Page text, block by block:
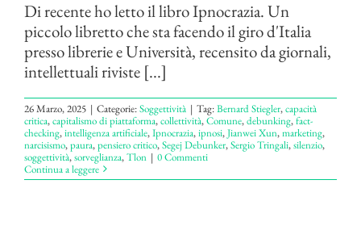
Di recente ho letto il libro Ipnocrazia. Un
piccolo libretto che sta facendo il giro d'Italia
presso librerie e Università, recensito da giornali,
intellettuali riviste [...]
26 Marzo, 2025 | Categorie:Soggettività | Tag:Bernard Stiegler,capacità
critica,capitalismo di piattaforma,collettività,Comune,debunking,fact-
checking,intelligenza artificiale,Ipnocrazia,ipnosi,Jianwei Xun,marketing,
narcisismo,paura,pensiero critico,Segej Debunker,Sergio Tringali,silenzio,
soggettività,sorveglianza,Tlon | 0 Commenti
Continua a leggere